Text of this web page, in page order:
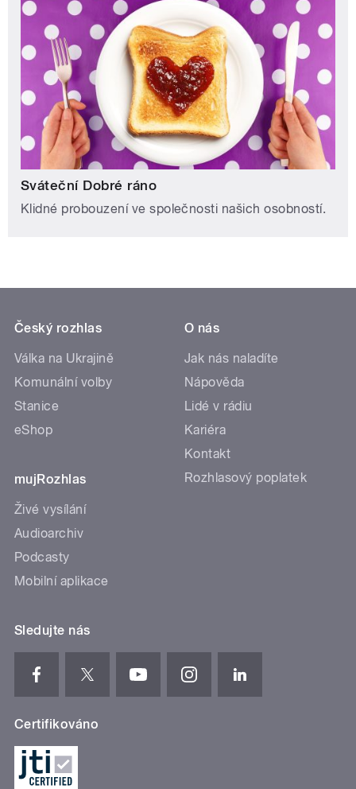
Sváteční Dobré ráno
Klidné probouzení ve společnosti našich osobností.
Český rozhlas
Válka na Ukrajině
Komunální volby
Stanice
eShop
mujRozhlas
Živé vysílání
Audioarchiv
Podcasty
Mobilní aplikace
O nás
Jak nás naladíte
Nápověda
Lidé v rádiu
Kariéra
Kontakt
Rozhlasový poplatek
Sledujte nás
Certifikováno